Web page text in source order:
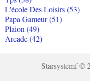
L'école Des Loisirs (53)
Papa Gameur (51)
Plaion (49)
Arcade (42)
Starsystemf ©